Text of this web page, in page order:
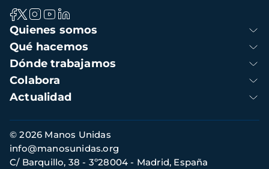
Navegación
principal
Quienes somos
Qué hacemos
Dónde trabajamos
Colabora
Actualidad
Información
de
contacto
© 2026 Manos Unidas
C/ Barquillo, 38 - 3º28004 - Madrid, España
info@manosunidas.org